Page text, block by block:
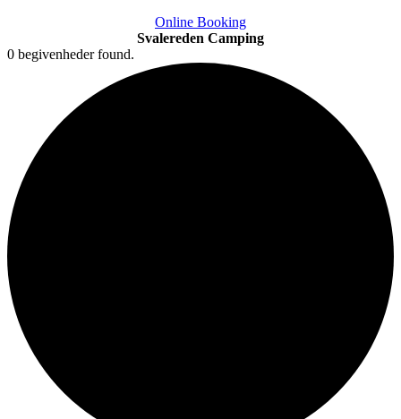
Online Booking
Svalereden Camping
0 begivenheder found.